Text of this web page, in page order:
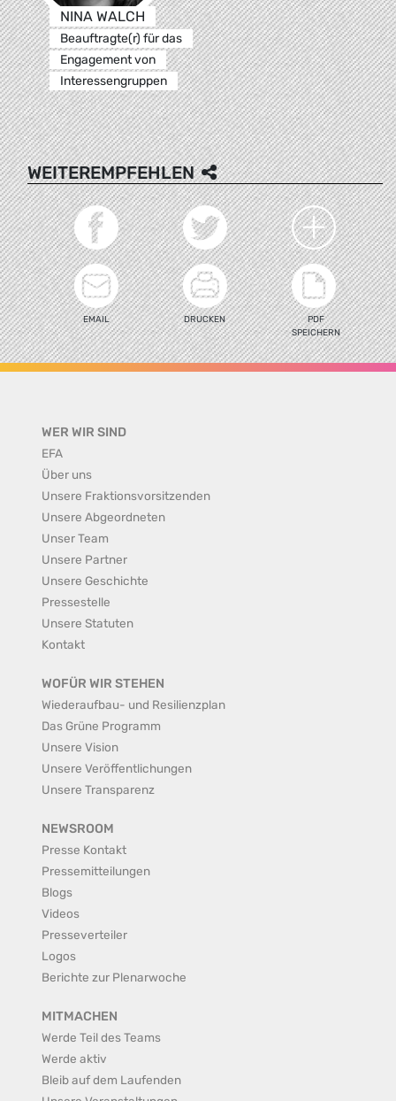
NINA WALCH
Beauftragte(r) für das
Engagement von
Interessengruppen
WEITEREMPFEHLEN
EMAIL DRUCKEN
PDF
SPEICHERN
WER WIR SIND
EFA
Über uns
Unsere Fraktionsvorsitzenden
Unsere Abgeordneten
Unser Team
Unsere Partner
Unsere Geschichte
Pressestelle
Unsere Statuten
Kontakt
WOFÜR WIR STEHEN
Wiederaufbau- und Resilienzplan
Das Grüne Programm
Unsere Vision
Unsere Veröffentlichungen
Unsere Transparenz
NEWSROOM
Presse Kontakt
Pressemitteilungen
Blogs
Videos
Presseverteiler
Logos
Berichte zur Plenarwoche
MITMACHEN
Werde Teil des Teams
Werde aktiv
Bleib auf dem Laufenden